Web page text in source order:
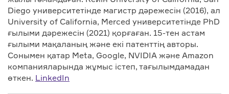
Diego университетінде магистр дәрежесін (2016), ал
University of California, Merced университетінде PhD
ғылыми дәрежесін (2021) қорғаған. 15-тен астам
ғылыми мақаланың және екі патенттің авторы.
Сонымен қатар Meta, Google, NVIDIA және Amazon
компанияларында жұмыс істеп, тағылымдамадан
өткен. LinkedIn